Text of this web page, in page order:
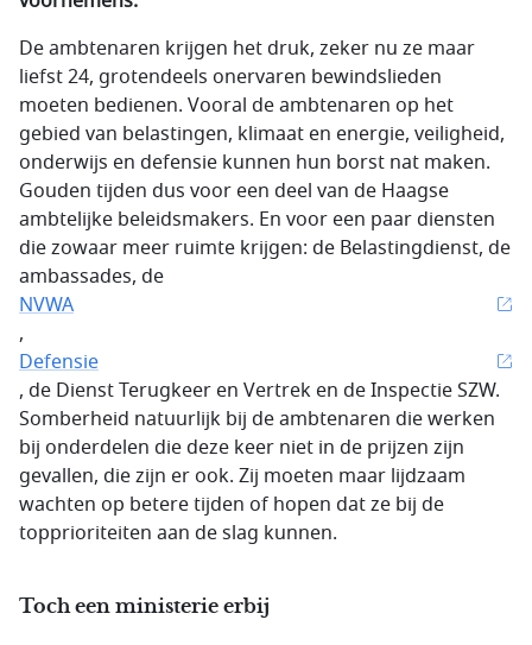
De ambtenaren krijgen het druk, zeker nu ze maar
liefst 24, grotendeels onervaren bewindslieden
moeten bedienen. Vooral de ambtenaren op het
gebied van belastingen, klimaat en energie, veiligheid,
onderwijs en defensie kunnen hun borst nat maken.
Gouden tijden dus voor een deel van de Haagse
ambtelijke beleidsmakers. En voor een paar diensten
die zowaar meer ruimte krijgen: de Belastingdienst, de
ambassades, de
NVWA
,
Defensie
, de Dienst Terugkeer en Vertrek en de Inspectie SZW.
Somberheid natuurlijk bij de ambtenaren die werken
bij onderdelen die deze keer niet in de prijzen zijn
gevallen, die zijn er ook. Zij moeten maar lijdzaam
wachten op betere tijden of hopen dat ze bij de
topprioriteiten aan de slag kunnen.
Toch een ministerie erbij